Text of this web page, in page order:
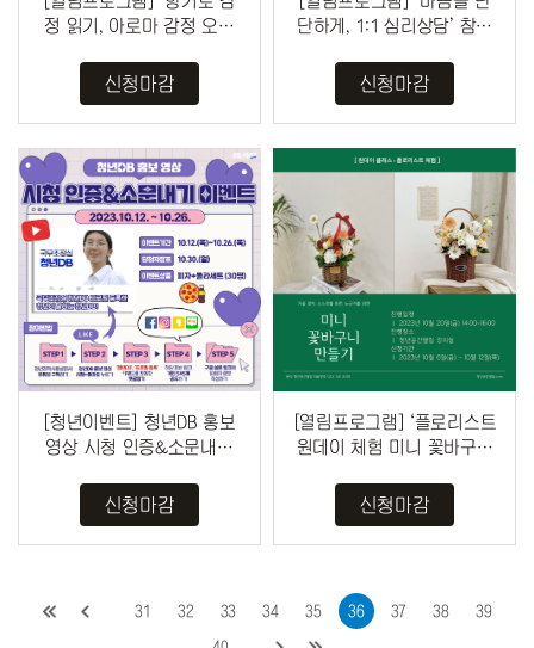
정 읽기, 아로마 감정 오일
9...
신청마감
단하게, 1:1 심리상담’ 참여
신청마감
[청년이벤트] 청년DB 홍보
영상 시청 인증&소문내기
신청마감
[열림프로그램] ‘플로리스트
원데이 체험 미니 꽃바구니
신청마감
31 32 33 34 35 36 37 38 39